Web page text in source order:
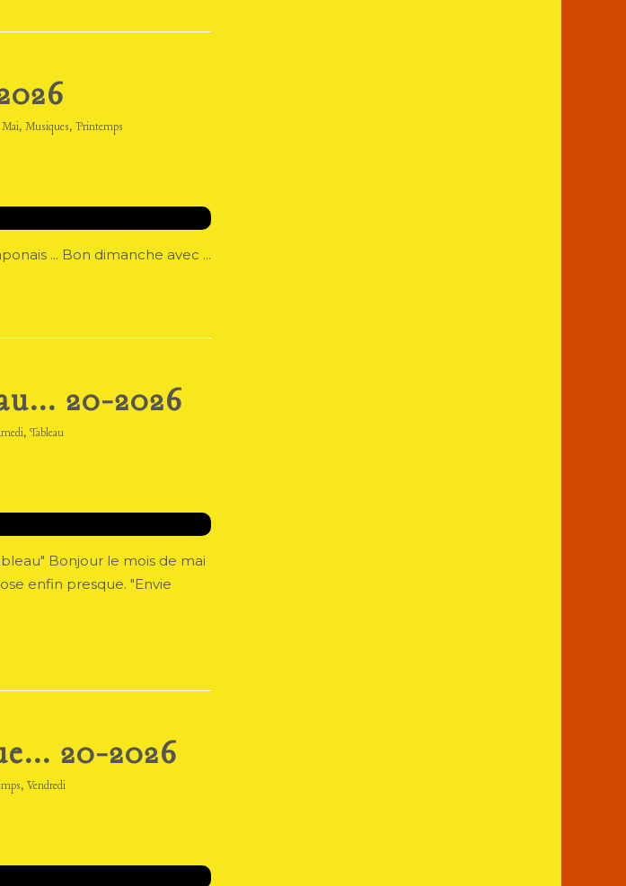
Mai, Musiques, Printemps
... Bon dimanche avec ...
20-2026
, Tableau
Bonjour le mois de mai
enfin presque. "Envie
20-2026
, Vendredi